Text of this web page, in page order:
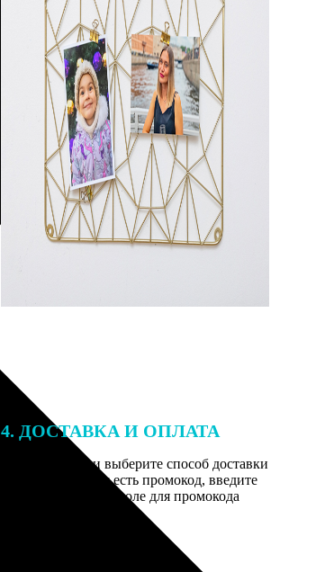
4. ДОСТАВКА И ОПЛАТА
Введите адрес и выберите способ доставки
заказа. Если у вас есть промокод, введите
его в специальное поле для промокода